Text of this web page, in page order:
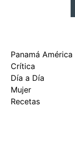
Panamá América
Crítica
Día a Día
Mujer
Recetas